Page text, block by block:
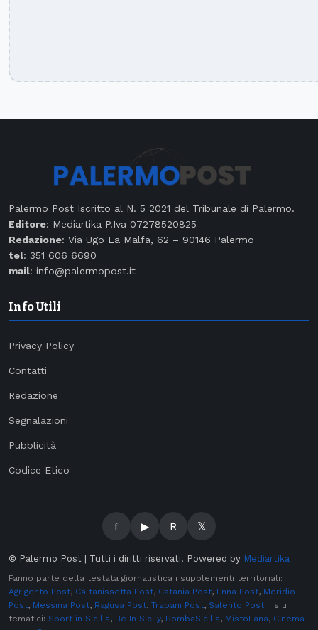
Palermo Post Iscritto al N. 5 2021 del Tribunale di Palermo.
Editore: Mediartika P.Iva 07278520825
Redazione: Via Ugo La Malfa, 62 – 90146 Palermo
tel: 351 606 6690
mail: info@palermopost.it
Info Utili
Privacy Policy
Contatti
Redazione
Segnalazioni
Pubblicità
Codice Etico
f ▶ R 𝕏
© Palermo Post | Tutti i diritti riservati. Powered by Mediartika
Fanno parte della testata giornalistica i supplementi territoriali:
Agrigento Post, Caltanissetta Post, Catania Post, Enna Post, Meridio
Post, Messina Post, Ragusa Post, Trapani Post, Salento Post. I siti
tematici: Sport in Sicilia, Be In Sicily, BombaSicilia, MistoLana, Cinema